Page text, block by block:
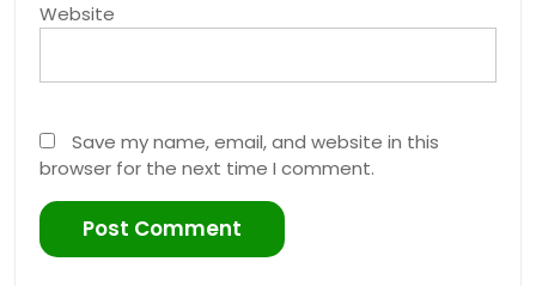
Website
Save my name, email, and website in this
browser for the next time I comment.